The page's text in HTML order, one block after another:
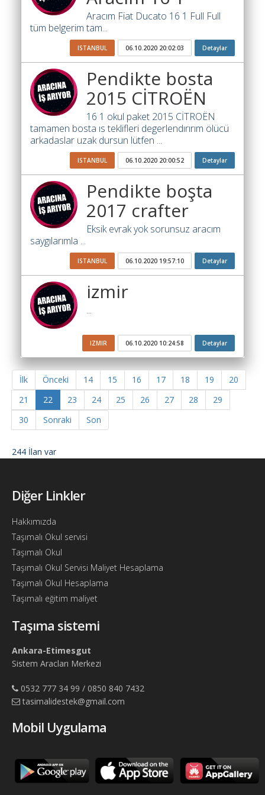
Katsayısı
Hakkımızda
İletişim
Aracım Fiat Ducato 16 1 Full Full
tüm belgerim tam...
ISTANBUL 06.10.2020 20:02:03 Detaylar
Pendikte bosta
2015 CİTROËN
16 1 okul paket 2015 CİTROËN
tamamen bosta ıs teklifleri degerlendırırım ölücü
arkadaslar uzak dursun lütfen ...
ISTANBUL 06.10.2020 20:00:52 Detaylar
Pendikte boşta
2017 crafter
Eksik evrak yok sorunsuz aracım
saygılarımla ...
ISTANBUL 06.10.2020 19:57:10 Detaylar
izmir
...
IZMIR 06.10.2020 10:24:58 Detaylar
İlk Önceki 14 15 16 17 18 19
20
21
22 23 24 25 26 27 28
29
30
Sonraki Son
244 İlan var
Diğer Linkler
Hakkımızda
Taşımalı Okul servisi
Taşımalı Okul
Taşımalı Okul Servisi Maliyet Hesaplama
Taşımalı Okul Hesaplama
Taşımalı eğitim maliyet
Taşıma sistemi
Ankara-Etimesgut
Sistem Aracları Merkezi
0532 777 34 99 / 0850 840 7432
tasimalidestek@gmail.com
Mobil Uygulama